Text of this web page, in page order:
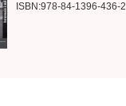
ISBN:978-84-1396-436-2